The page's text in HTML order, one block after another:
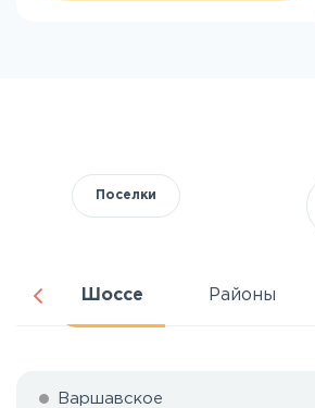
Поселки
Шоссе Районы
Варшавское